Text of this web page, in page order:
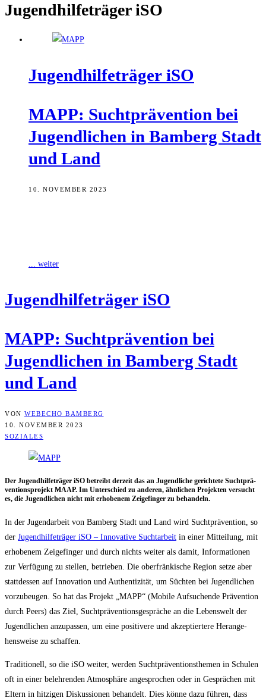
Jugendhilfeträger iSO
Jugend­hil­fe­trä­ger iSO
MAPP: Sucht­prä­ven­ti­on bei
Jugend­li­chen in Bam­berg Stadt
und Land
10. NOVEMBER 2023
... weiter
Jugend­hil­fe­trä­ger iSO
MAPP: Sucht­prä­ven­ti­on bei
Jugend­li­chen in Bam­berg Stadt
und Land
VON WEBECHO BAMBERG
10. NOVEMBER 2023
SOZIALES
Der Jugend­hil­fe­trä­ger iSO betreibt der­zeit das an Jugend­li­che gerich­te­te Sucht­prä­
ven­ti­ons­pro­jekt MAAP. Im Unter­schied zu ande­ren, ähn­li­chen Pro­jek­ten ver­sucht
es, die Jugend­li­chen nicht mit erho­be­nem Zei­ge­fin­ger zu behandeln.
In der Jugend­ar­beit von Bam­berg Stadt und Land wird Sucht­prä­ven­ti­on, so
der Jugend­hil­fe­trä­ger iSO – Inno­va­ti­ve Sucht­ar­beit in einer Mit­tei­lung, mit
erho­be­nem Zei­ge­fin­ger und durch nichts wei­ter als damit, Infor­ma­tio­nen
zur Ver­fü­gung zu stel­len, betrie­ben. Die ober­frän­ki­sche Regi­on set­ze aber
statt­des­sen auf Inno­va­ti­on und Authen­ti­zi­tät, um Süch­ten bei Jugend­li­chen
vor­zu­beu­gen. So hat das Pro­jekt „MAPP“ (Mobi­le Auf­su­chen­de Prä­ven­ti­on
durch Peers) das Ziel, Sucht­prä­ven­ti­ons­ge­sprä­che an die Lebens­welt der
Jugend­li­chen anzu­pas­sen, um eine posi­ti­ve­re und akzep­tier­te­re Her­an­ge­
hens­wei­se zu schaffen.
Tra­di­tio­nell, so die iSO wei­ter, wer­den Sucht­prä­ven­ti­ons­the­men in Schu­len
oft in einer beleh­ren­den Atmo­sphä­re ange­spro­chen oder in Gesprä­chen mit
Eltern in hit­zi­gen Dis­kus­sio­nen behan­delt. Dies kön­ne dazu füh­ren, dass